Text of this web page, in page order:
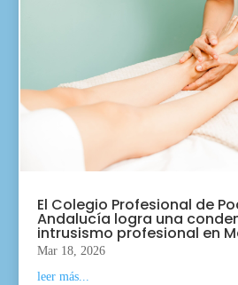
El Colegio Profesional de
Andalucía logra una
intrusismo profesional en
Mar 18, 2026
leer más...